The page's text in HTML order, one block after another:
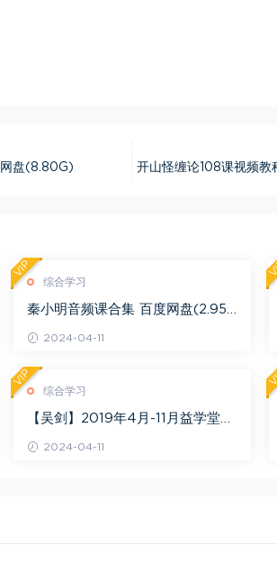
网盘(8.80G) 开山怪缠论108课视频
综合学习
秦小明音频课合集 百度网盘(2.95
2024-04-11
VIP
综合学习
【吴剑】2019年4月-11月益学堂吴
2024-04-11
VIP